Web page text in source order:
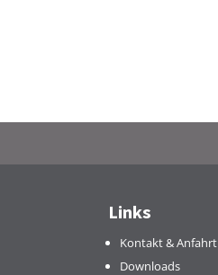
Links
Kontakt & Anfahrt
Downloads